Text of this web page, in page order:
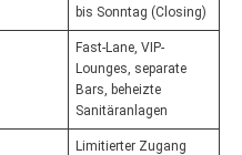
bis Sonntag (Closing)
Fast-Lane, VIP-
Lounges, separate
Bars, beheizte
Sanitäranlagen
Limitierter Zugang